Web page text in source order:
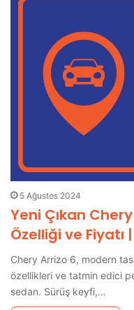
5 Ağustos 2024
Yeni Çıkan
Özelliği ve Fiyatı
Chery Arrizo 6, modern
özellikleri ve tatmin edici
sedan. Sürüş keyfi,…